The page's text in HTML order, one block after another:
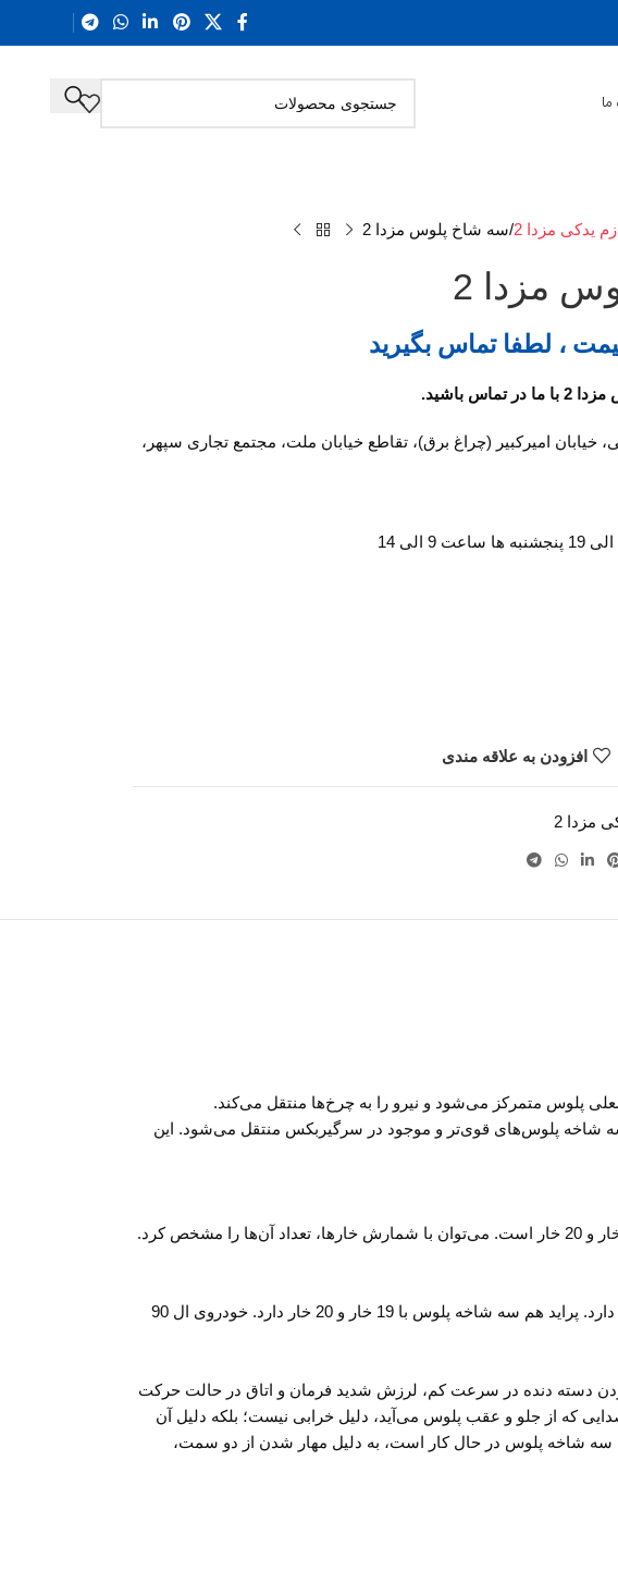
ما
یدکی مزدا 2 سه شاخ پلوس مزدا 2
مزدا 2
، لطفا تماس بگیرید
باشید.
خیابان امیرکبیر (چراغ برق)، تقاطع خیابان ملت، مجتمع تجاری سپهر،
افزودن به علاقه مندی
مزدا 2
پلوس متمرکز می‌شود و نیرو را به چرخ‌ها منتقل می‌کند.
شاخه پلوس‌های قوی‌تر و موجود در سرگیربکس منتقل می‌شود. این
این قطعه دارای خارهایی است که تعداد آن‌ها تعیین کننده مدل و نام آن است؛ به عنوان مثال، پراید دارای سه شاخه پلوس با 19 خار و 20 خار است. می‌توان با شمارش خارها، تعداد آن‌ها را مشخص کرد.
مثلاً، خودروی 405 دارای سه شاخه پلوس با 22 خار، 24 خار و 34 خار است. خودروی 206 هم سه شاخه پلوس با 21 خار و 22 خار دارد. پراید هم سه شاخه پلوس با 19 خار و 20 خار دارد. خودروی ال 90
دسته دنده در سرعت کم، لرزش شدید فرمان و اتاق در حالت حرکت
که از جلو و عقب پلوس می‌آید، دلیل خرابی نیست؛ بلکه دلیل آن
سه شاخه پلوس در حال کار است، به دلیل مهار شدن از دو سمت،